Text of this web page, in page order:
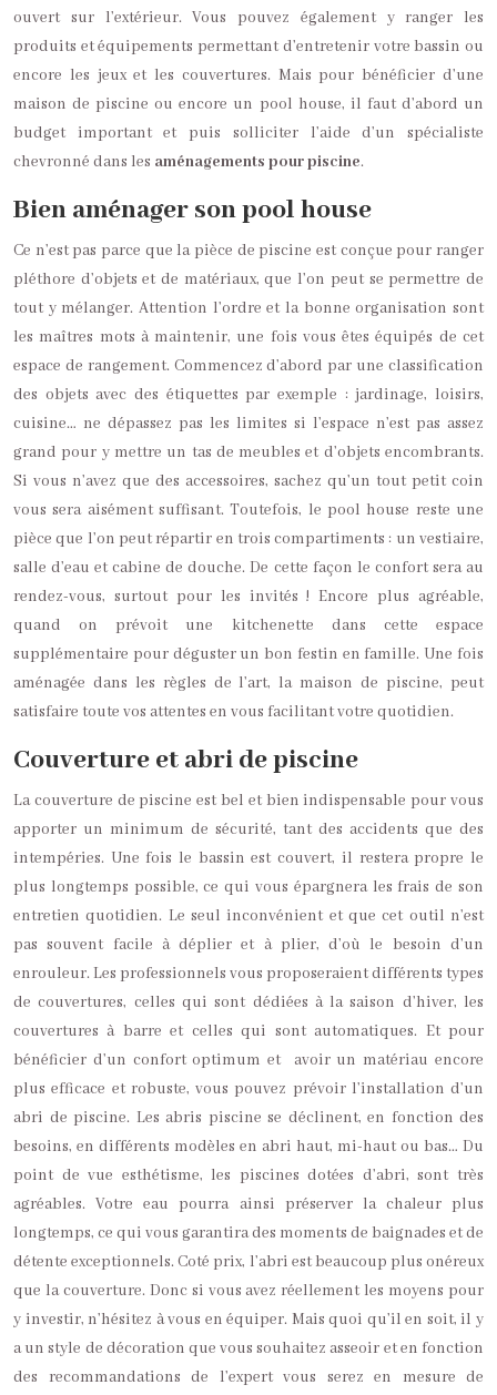
ouvert sur l’extérieur. Vous pouvez également y ranger les
produits et équipements permettant d’entretenir votre bassin ou
encore les jeux et les couvertures. Mais pour bénéficier d’une
maison de piscine ou encore un pool house, il faut d’abord un
budget important et puis solliciter l’aide d’un spécialiste
chevronné dans les aménagements pour piscine.
Bien aménager son pool house
Ce n’est pas parce que la pièce de piscine est conçue pour ranger
pléthore d’objets et de matériaux, que l’on peut se permettre de
tout y mélanger. Attention l’ordre et la bonne organisation sont
les maîtres mots à maintenir, une fois vous êtes équipés de cet
espace de rangement. Commencez d’abord par une classification
des objets avec des étiquettes par exemple : jardinage, loisirs,
cuisine… ne dépassez pas les limites si l’espace n’est pas assez
grand pour y mettre un tas de meubles et d’objets encombrants.
Si vous n’avez que des accessoires, sachez qu’un tout petit coin
vous sera aisément suffisant. Toutefois, le pool house reste une
pièce que l’on peut répartir en trois compartiments : un vestiaire,
salle d’eau et cabine de douche. De cette façon le confort sera au
rendez-vous, surtout pour les invités ! Encore plus agréable,
quand on prévoit une kitchenette dans cette espace
supplémentaire pour déguster un bon festin en famille. Une fois
aménagée dans les règles de l’art, la maison de piscine, peut
satisfaire toute vos attentes en vous facilitant votre quotidien.
Couverture et abri de piscine
La couverture de piscine est bel et bien indispensable pour vous
apporter un minimum de sécurité, tant des accidents que des
intempéries. Une fois le bassin est couvert, il restera propre le
plus longtemps possible, ce qui vous épargnera les frais de son
entretien quotidien. Le seul inconvénient et que cet outil n’est
pas souvent facile à déplier et à plier, d’où le besoin d’un
enrouleur. Les professionnels vous proposeraient différents types
de couvertures, celles qui sont dédiées à la saison d’hiver, les
couvertures à barre et celles qui sont automatiques. Et pour
bénéficier d’un confort optimum et avoir un matériau encore
plus efficace et robuste, vous pouvez prévoir l’installation d’un
abri de piscine. Les abris piscine se déclinent, en fonction des
besoins, en différents modèles en abri haut, mi-haut ou bas… Du
point de vue esthétisme, les piscines dotées d’abri, sont très
agréables. Votre eau pourra ainsi préserver la chaleur plus
longtemps, ce qui vous garantira des moments de baignades et de
détente exceptionnels. Coté prix, l’abri est beaucoup plus onéreux
que la couverture. Donc si vous avez réellement les moyens pour
y investir, n’hésitez à vous en équiper. Mais quoi qu’il en soit, il y
a un style de décoration que vous souhaitez asseoir et en fonction
des recommandations de l’expert vous serez en mesure de